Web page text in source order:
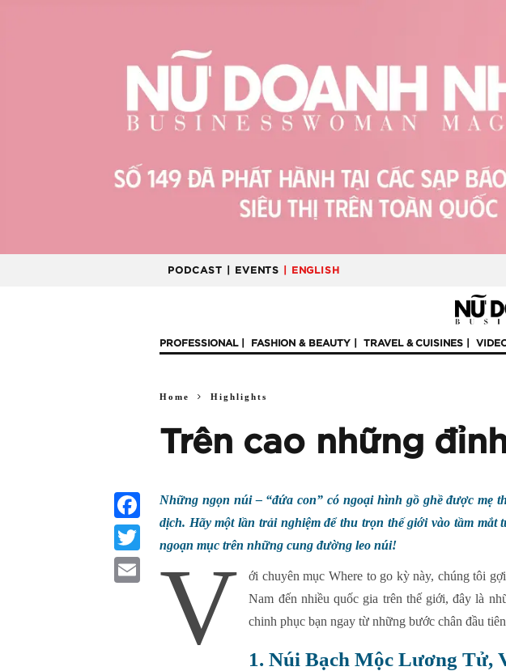
PODCAST | EVENTS | ENGLISH
PROFESSIONAL FASHION & BEAUTY TRAVEL & CUISINES
Home Highlights
Trên cao những
Những ngọn núi – “đứa con” có ngoại hình gồ ghề được mẹ
dịch. Hãy một lần trải nghiệm để thu trọn thế giới vào tầm
ngoạn mục trên những cung đường leo núi!
V
ới chuyên mục Where to go kỳ này, chúng tôi
Nam đến nhiều quốc gia trên thế giới, đây là
chinh phục bạn ngay từ những bước chân đầu
1. Núi Bạch Mộc Lương Tử,
Facebook
Twitter